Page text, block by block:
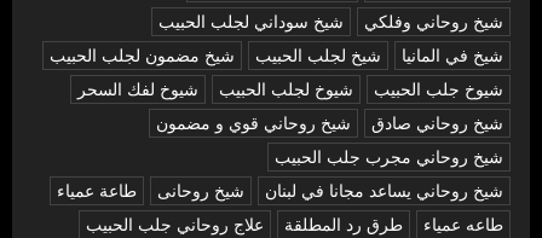
شيخ روحاني وفلكي
شيخ سوداني لجلب الحبيب
شيخ في المانيا
شيخ لجلب الحبيب
شيخ مضمون لجلب الحبيب
شيوخ جلب الحبيب
شيوخ لجلب الحبيب
شيوخ لفك السحر
شیخ روحاني صادق
شیخ روحاني قوي و مضمون
شیخ روحاني مجرب جلب الحبيب
شیخ روحاني يساعد مجانا في لبنان
شیخ روحانی
طاعة عمياء
طاعه عمياء
طرق رد المطلقة
علاج روحاني جلب الحبيب